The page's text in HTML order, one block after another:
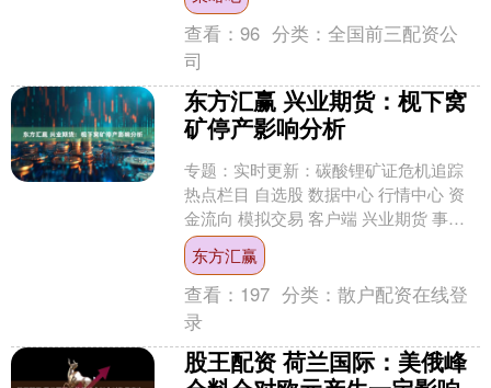
查看：96 分类：全国前三配资公
司
东方汇赢 兴业期货：枧下窝
矿停产影响分析
专题：实时更新：碳酸锂矿证危机追踪
热点栏目 自选股 数据中心 行情中心 资
金流向 模拟交易 客户端 兴业期货 事件
回顾 2025年8月11日，宁德时代在投资
者....
东方汇赢
查看： 197 分类：散户配资在线登
录
股王配资 荷兰国际：美俄峰